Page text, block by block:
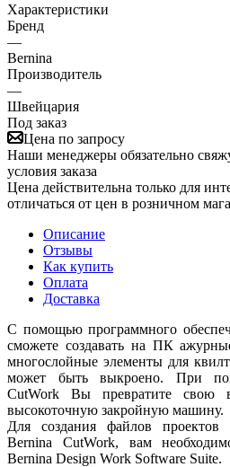
Характеристики
Бренд
—
Bernina
Производитель
—
Швейцария
Под заказ
Цена по запросу
Наши менеджеры обязательно
условия заказа
Цена действительна только для
отличаться от цен в розничном
Описание
Отзывы
Как купить
Оплата
Доставка
С помощью программного
сможете создавать на ПК
многослойные элементы для
может быть выкроено. При
CutWork Вы превратите свою
высокоточную закройную машину.
Для создания файлов проектов
Bernina CutWork, вам
Bernina Design Work Software Suite.